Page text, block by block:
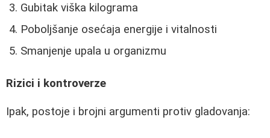
Gubitak viška kilograma
Poboljšanje osećaja energije i vitalnosti
Smanjenje upala u organizmu
Rizici i kontroverze
Ipak, postoje i brojni argumenti protiv gladovanja: